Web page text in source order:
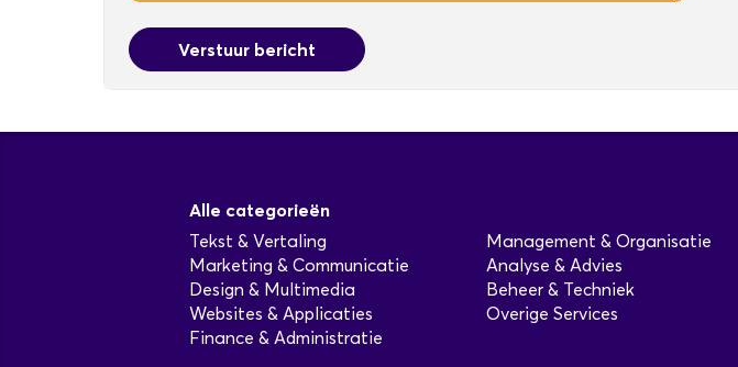
Verstuur bericht
Alle categorieën
Tekst & Vertaling
Marketing & Communicatie
Design & Multimedia
Websites & Applicaties
Finance & Administratie
Management & Organisatie
Analyse & Advies
Beheer & Techniek
Overige Services